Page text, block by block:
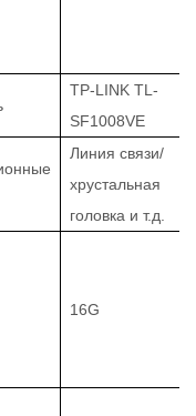
TP-LINK TL-
SF1008VE
Линия связи/
хрустальная
головка и т.д.
16G